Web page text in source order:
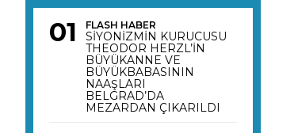
FLASH HABER
SİYONİZMİN KURUCUSU
THEODOR HERZL’İN
BÜYÜKANNE VE
BÜYÜKBABASININ
NAAŞLARI
BELGRAD’DA
MEZARDAN ÇIKARILDI